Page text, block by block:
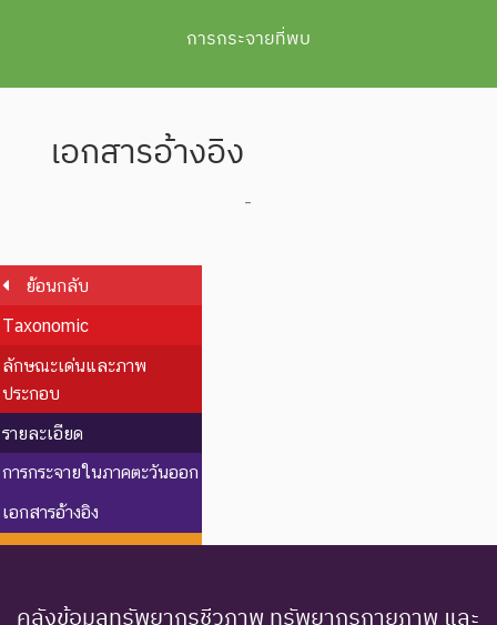
การกระจายที่พบ
เอกสารอ้างอิง
-
ย้อนกลับ
Taxonomic
ลักษณะเด่นและภาพ
ประกอบ
รายละเอียด
การกระจายในภาคตะวันออก
เอกสารอ้างอิง
คลังข้อมูลทรัพยากรชีวภาพ ทรัพยากรกายภาพ และ